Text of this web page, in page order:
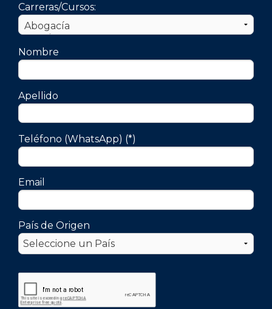
Carreras/Cursos:
Nombre
Apellido
Teléfono (WhatsApp) (*)
Email
País de Origen